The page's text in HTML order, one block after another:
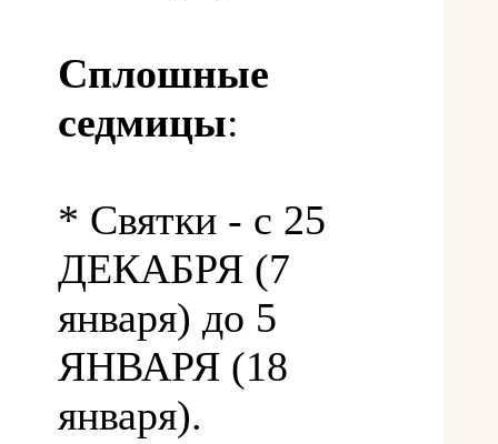
Сплошные
седмицы:
* Святки - с 25
ДЕКАБРЯ (7
января) до 5
ЯНВАРЯ (18
января).